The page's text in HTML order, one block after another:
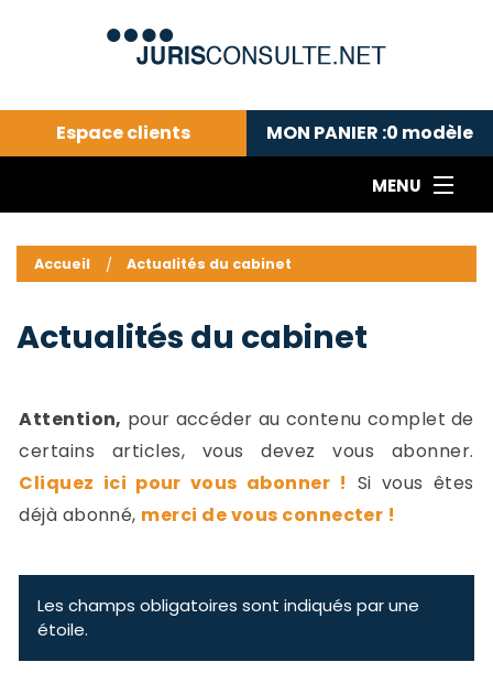
Espace clients MON PANIER :0 modèle
MENU
---Actualités du droit public---
Droit pénal---
Droit privé ---
Abonnement aux actualités
Accueil Actualités du cabinet
Actualités du cabinet
Attention, pour accéder au contenu complet de
certains articles, vous devez vous abonner.
Cliquez ici pour vous abonner ! Si vous êtes
déjà abonné, merci de vous connecter !
Les champs obligatoires sont indiqués par une
étoile.